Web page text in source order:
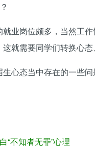
业岗位颇多，当然工
就需要同学们转换心态
心态当中存在的一些
“不知者无罪”心理